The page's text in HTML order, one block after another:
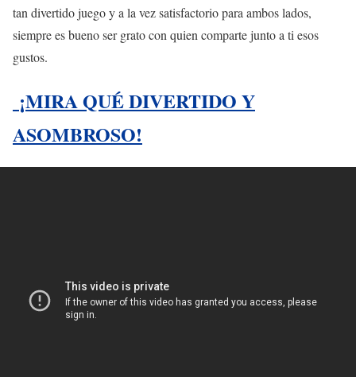
tan divertido juego y a la vez satisfactorio para ambos lados,
siempre es bueno ser grato con quien comparte junto a ti esos
gustos.
¡MIRA QUÉ DIVERTIDO Y
ASOMBROSO!